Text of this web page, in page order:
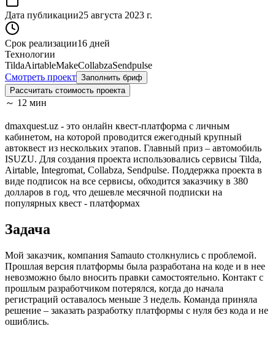
Дата публикации25 августа 2023 г.
Срок реализации16 дней
Технологии
TildaAirtableMakeCollabzaSendpulse
Смотреть проект Заполнить бриф
Рассчитать стоимость проекта
～ 12 мин
dmaxquest.uz - это онлайн квест-платформа с личным
кабинетом, на которой проводится ежегодный крупный
автоквест из нескольких этапов. Главный приз – автомобиль
ISUZU. Для создания проекта использовались сервисы Tilda,
Airtable, Integromat, Collabza, Sendpulse. Поддержка проекта в
виде подписок на все сервисы, обходится заказчику в 380
долларов в год, что дешевле месячной подписки на
популярных квест - платформах
Задача
Мой заказчик, компания Samauto столкнулись с проблемой.
Прошлая версия платформы была разработана на коде и в нее
невозможно было вносить правки самостоятельно. Контакт с
прошлым разработчиком потерялся, когда до начала
регистраций оставалось меньше 3 недель. Команда приняла
решение – заказать разработку платформы с нуля без кода и не
ошиблись.